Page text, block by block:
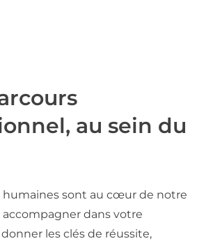
au sein du
humaines sont au cœur de notre
accompagner dans votre
les clés de réussite,